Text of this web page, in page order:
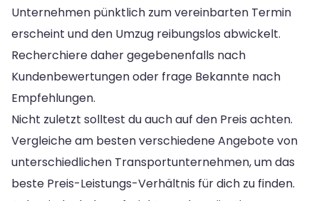
Unternehmen pünktlich zum vereinbarten Termin
erscheint und den Umzug reibungslos abwickelt.
Recherchiere daher gegebenenfalls nach
Kundenbewertungen oder frage Bekannte nach
Empfehlungen.
Nicht zuletzt solltest du auch auf den Preis achten.
Vergleiche am besten verschiedene Angebote von
unterschiedlichen Transportunternehmen, um das
beste Preis-Leistungs-Verhältnis für dich zu finden.